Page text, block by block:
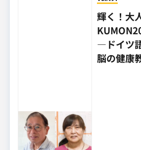
輝く！大
―ドイツ
脳の健康